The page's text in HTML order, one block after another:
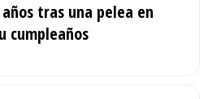
tras una pelea en
cumpleaños